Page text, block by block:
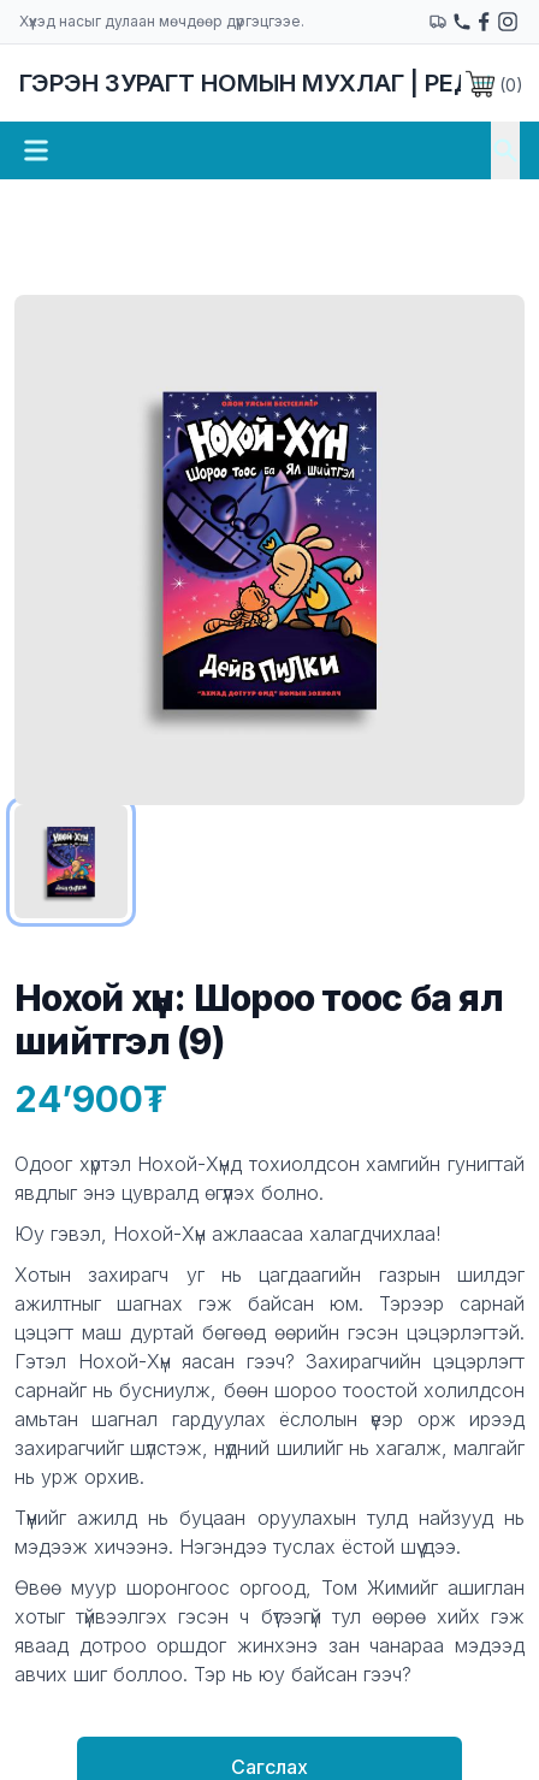
Хүүхэд насыг дулаан мөчдөөр дүүргэцгээе.
ГЭРЭН ЗУРАГТ НОМЫН МУХЛАГ | РЕДАКЦ
(0)
Нохой хүн: Шороо тоос ба ял
шийтгэл (9)
Product information
24’900
Description
Одоог хүртэл Нохой-Хүнд тохиолдсон хамгийн гунигтай
явдлыг энэ цувралд өгүүлэх болно.
Юу гэвэл, Нохой-Хүн ажлаасаа халагдчихлаа!
Хотын захирагч уг нь цагдаагийн газрын шилдэг
ажилтныг шагнах гэж байсан юм. Тэрээр сарнай
цэцэгт маш дуртай бөгөөд өөрийн гэсэн цэцэрлэгтэй.
Гэтэл Нохой-Хүн яасан гээч? Захирагчийн цэцэрлэгт
сарнайг нь бусниулж, бөөн шороо тоостой холилдсон
амьтан шагнал гардуулах ёслолын үеэр орж ирээд
захирагчийг шүлстэж, нүдний шилийг нь хагалж, малгайг
нь урж орхив.
Түүнийг ажилд нь буцаан оруулахын тулд найзууд нь
мэдээж хичээнэ. Нэгэндээ туслах ёстой шүү дээ.
Өвөө муур шоронгоос оргоод, Том Жимийг ашиглан
хотыг түйвээлгэх гэсэн ч бүтээгүй тул өөрөө хийх гэж
яваад дотроо оршдог жинхэнэ зан чанараа мэдээд
авчих шиг боллоо. Тэр нь юу байсан гээч?
Сагслах